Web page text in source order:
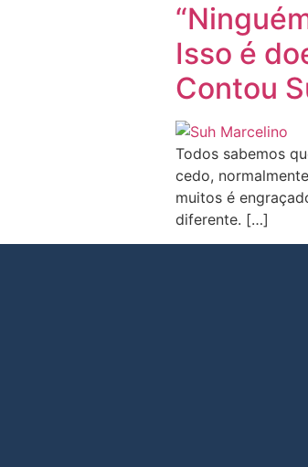
Isso é
Contou
Todos sabemos
cedo,
muitos é
diferente. […]